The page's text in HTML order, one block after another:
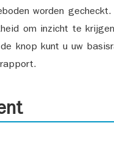
worden
om inzicht te
knop kunt u uw